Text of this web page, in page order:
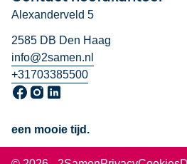
Alexanderveld 5
2585 DB Den Haag
info@2samen.nl
+31703385500
Ga naar onze Facebook pagina,
Ga naar onze Instagram
Ga naar onze LinkedIn
een mooie tijd.